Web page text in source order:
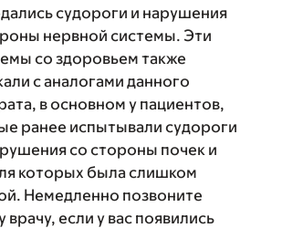
судороги и нарушения
нервной системы. Эти
со здоровьем также
с аналогами данного
в основном у пациентов,
ранее испытывали судороги
со стороны почек и
которых была слишком
Немедленно позвоните
врачу, если у вас появились